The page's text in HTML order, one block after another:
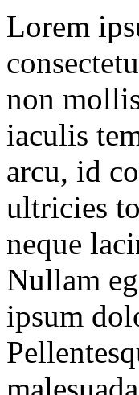
Lorem
non
iaculis
arcu, id
ultricies
neque
Nullam
ipsum